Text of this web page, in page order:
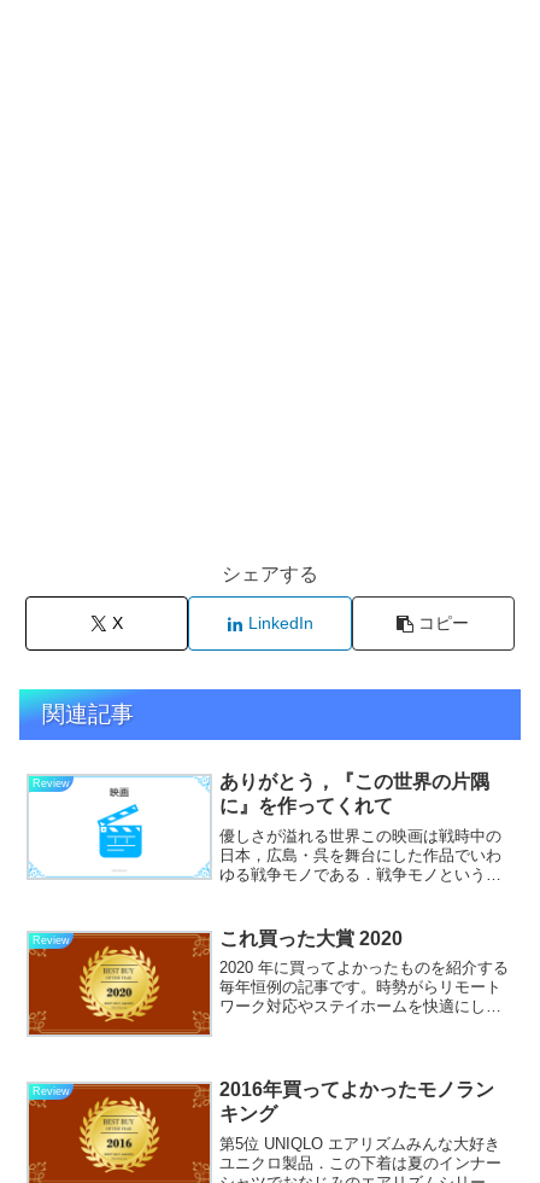
シェアする
X LinkedIn コピー
関連記事
Review
ありがとう，『この世界の片隅
に』を作ってくれて
優しさが溢れる世界この映画は戦時中の
日本，広島・呉を舞台にした作品でいわ
ゆる戦争モノである．戦争モノというと
たい．戦争モノというと反戦とか，説教
くさい教科書じみた戦争の...
Review これ買った大賞 2020
2020 年に買ってよかったものを紹介する
毎年恒例の記事です。時勢がらリモート
ワーク対応やステイホームを快適にした
Review
2016年買ってよかったモノラン
キング
第5位 UNIQLO エアリズムみんな大好き
ユニクロ製品．この下着は夏のインナー